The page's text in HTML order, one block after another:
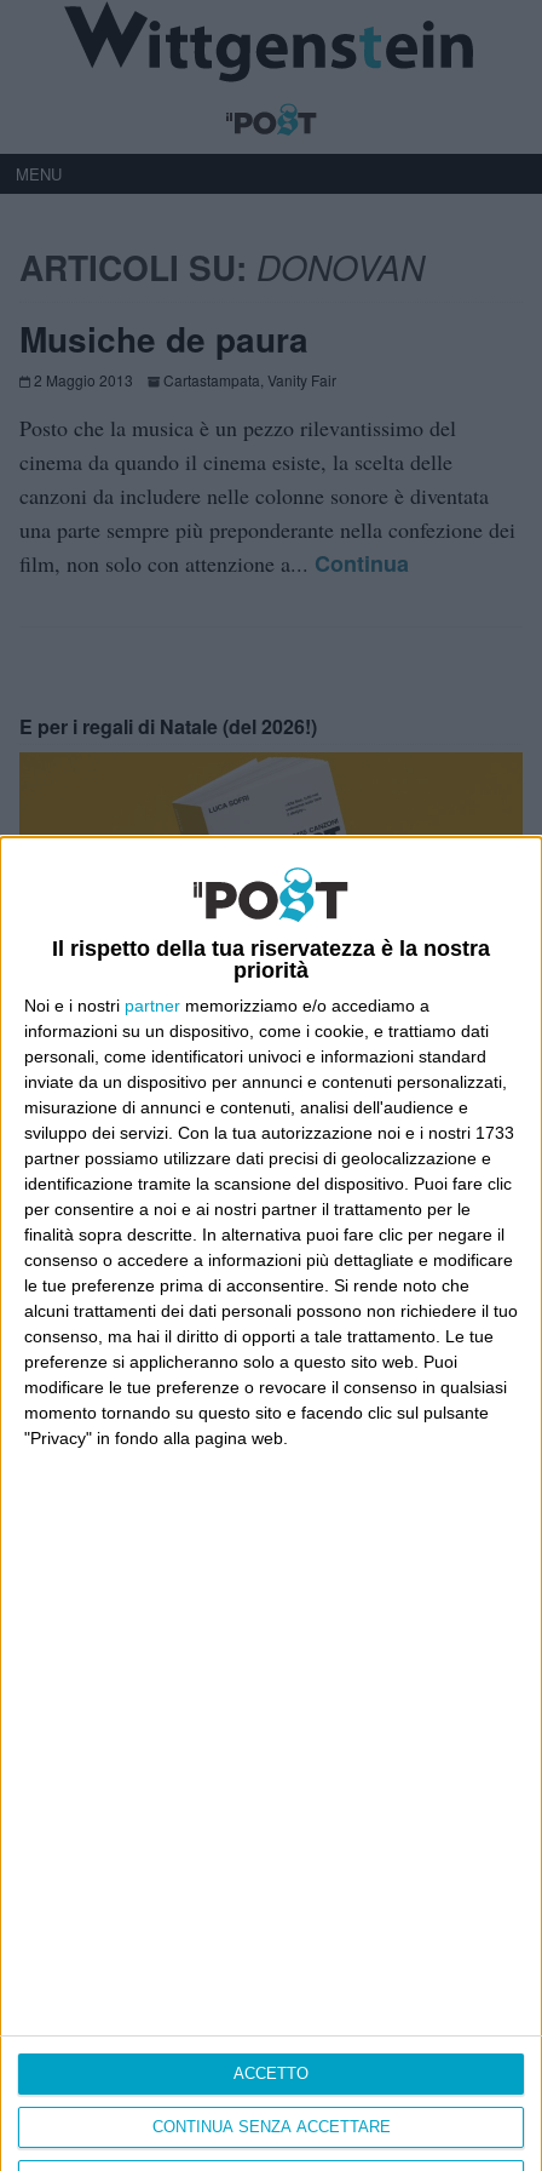
Il rispetto della tua riservatezza è la nostra
priorità
Noi e i nostri partner memorizziamo e/o accediamo a
informazioni su un dispositivo, come i cookie, e trattiamo dati
personali, come identificatori univoci e informazioni standard
inviate da un dispositivo per annunci e contenuti personalizzati,
misurazione di annunci e contenuti, analisi dell'audience e
sviluppo dei servizi. Con la tua autorizzazione noi e i nostri 1733
partner possiamo utilizzare dati precisi di geolocalizzazione e
identificazione tramite la scansione del dispositivo. Puoi fare clic
per consentire a noi e ai nostri partner il trattamento per le
finalità sopra descritte. In alternativa puoi fare clic per negare il
consenso o accedere a informazioni più dettagliate e modificare
le tue preferenze prima di acconsentire. Si rende noto che
alcuni trattamenti dei dati personali possono non richiedere il tuo
consenso, ma hai il diritto di opporti a tale trattamento. Le tue
preferenze si applicheranno solo a questo sito web. Puoi
modificare le tue preferenze o revocare il consenso in qualsiasi
momento tornando su questo sito e facendo clic sul pulsante
"Privacy" in fondo alla pagina web.
CONTINUA SENZA ACCETTARE
ACCETTO
MENU
ARTICOLI SU: DONOVAN
Musiche de paura
2 Maggio 2013 Cartastampata Vanity Fair
Posto che la musica è un pezzo rilevantissimo del
cinema da quando il cinema esiste, la scelta delle
canzoni da includere nelle colonne sonore è diventata
una parte sempre più preponderante nella confezione dei
film, non solo con attenzione a... Continua
E per i regali di Natale (del 2026!)